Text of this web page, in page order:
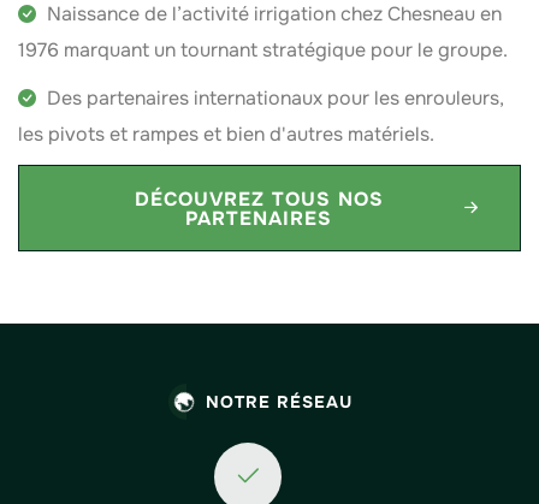
Naissance de l’activité irrigation chez Chesneau en
1976 marquant un tournant stratégique pour le groupe.
Des partenaires internationaux pour les enrouleurs,
les pivots et rampes et bien d'autres matériels.
DÉCOUVREZ TOUS NOS
PARTENAIRES
NOTRE RÉSEAU